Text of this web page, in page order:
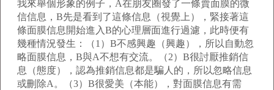
我來舉個形象的例子，A在朋友圈發了一條賣面膜的微
信信息，B先是看到了這條信息（視覺上），緊接著這
條面膜信息開始進入B的心理層面進行過濾，此時便有
幾種情況發生：（1）B不感興趣（興趣），所以自動忽
略面膜信息，B與A不想有交流。（2）B很討厭推銷信
息（態度），認為推銷信息都是騙人的，所以忽略信息
或刪除A。（3）B很愛美（本能），對面膜信息有需